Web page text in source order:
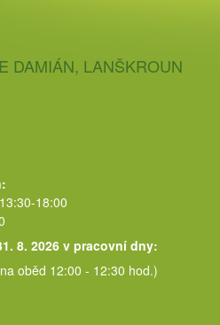
DAMIÁN, LANŠKROUN
18:00
8. 2026 v pracovní dny:
oběd 12:00 - 12:30 hod.)